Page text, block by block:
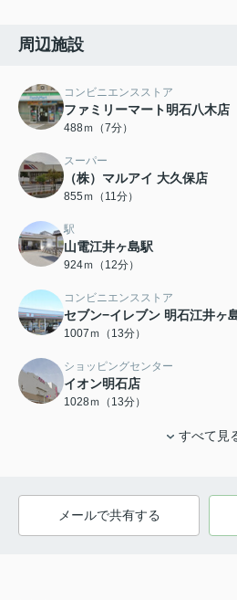
周辺施設
コンビニエンスストア
ファミリーマート明石八木店
488ｍ（7分）
スーパー
（株）マルアイ 大久保店
855ｍ（11分）
駅
山電江井ヶ島駅
924ｍ（12分）
コンビニエンスストア
セブン−イレブン 明石江井ヶ
1007ｍ（13分）
ショッピングセンター
イオン明石店
1028ｍ（13分）
すべて見
メールで共有する